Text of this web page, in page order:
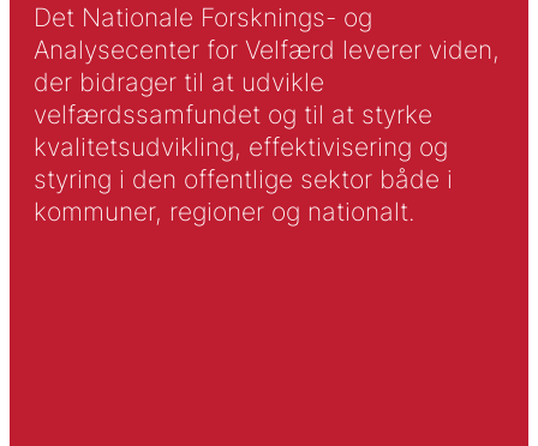
Det Nationale Forsknings- og
Analysecenter for Velfærd leverer viden,
der bidrager til at udvikle
velfærdssamfundet og til at styrke
kvalitetsudvikling, effektivisering og
styring i den offentlige sektor både i
kommuner, regioner og nationalt.